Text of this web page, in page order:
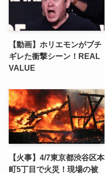
【動画】ホリエモンがブチ
ギレた衝撃シーン！REAL
VALUE
【火事】4/7東京都渋谷区本
町5丁目で火災！現場の被